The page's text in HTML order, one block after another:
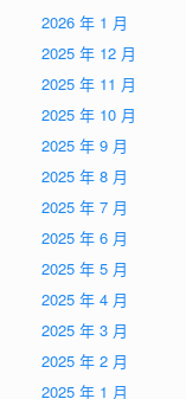
2026 年 1 月
2025 年 12 月
2025 年 11 月
2025 年 10 月
2025 年 9 月
2025 年 8 月
2025 年 7 月
2025 年 6 月
2025 年 5 月
2025 年 4 月
2025 年 3 月
2025 年 2 月
2025 年 1 月